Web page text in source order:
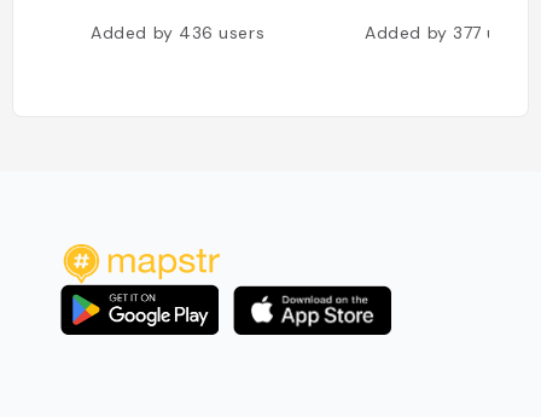
Added by 436users Added by 377users